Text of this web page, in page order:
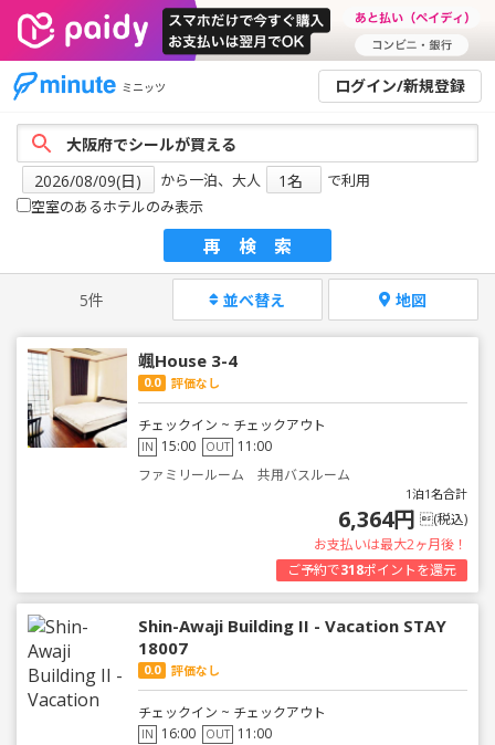
ミニッツ ログイン/新規登録
から一泊、大人
で利用
空室のあるホテルのみ表示
再検索
5件 並べ替え 地図
颯House 3-4
0.0 評価なし
チェックイン ~ チェックアウト
IN 15:00 OUT 11:00
ファミリールーム 共用バスルーム
1泊1名合計
6,364円 (税込)
お支払いは最大2ヶ月後！
ご予約で318ポイントを還元
Shin-Awaji Building II - Vacation STAY
18007
0.0 評価なし
チェックイン ~ チェックアウト
IN 16:00 OUT 11:00